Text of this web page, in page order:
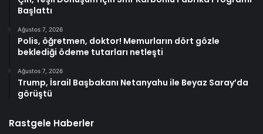
Başlattı
Ağustos 7, 2026
Polis, öğretmen, doktor! Memurların dört gözle
beklediği ödeme tutarları netleşti
Ağustos 7, 2026
Trump, İsrail Başbakanı Netanyahu ile Beyaz Saray’da
görüştü
Rastgele Haberler